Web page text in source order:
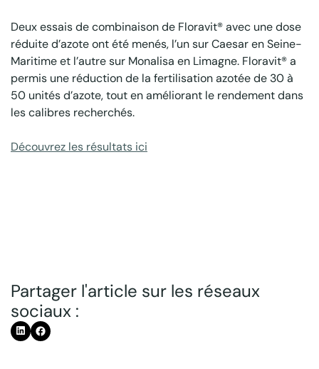
Deux essais de combinaison de Floravit® avec une dose
réduite d’azote ont été menés, l’un sur Caesar en Seine-
Maritime et l’autre sur Monalisa en Limagne. Floravit® a
permis une réduction de la fertilisation azotée de 30 à
50 unités d’azote, tout en améliorant le rendement dans
les calibres recherchés.
Découvrez les résultats ici
Partager l'article sur les réseaux
sociaux :